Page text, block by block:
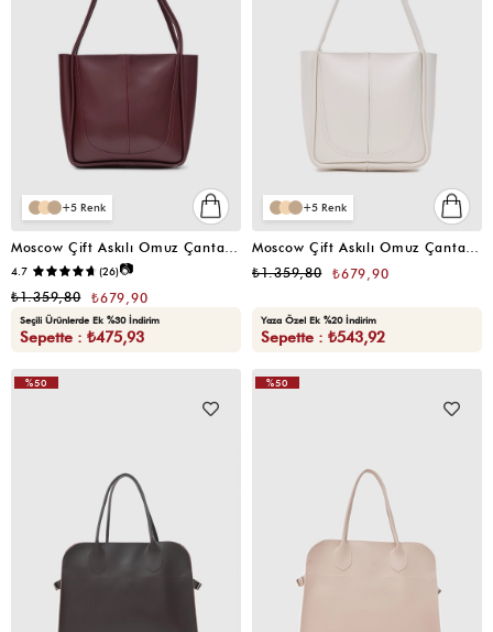
5
4.7 (26)📷
₺679,90
₺1.359,80
Seçili Ürünlerde Ek %30 İndirim
Sepette : ₺475,93
5
₺679,90
₺1.359,80
Yaza Özel Ek %20 İndirim
Sepette : ₺543,92
%50
%50